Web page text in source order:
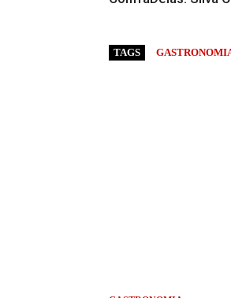
TAGS